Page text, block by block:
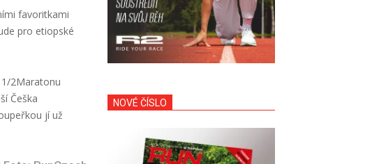
favoritkami
pro etiopské
2Maratonu
Češka
jí už
NOVÉ ČÍSLO